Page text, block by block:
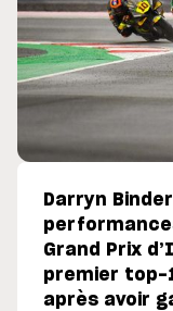
Darryn
Grand Prix
premier top-
après avoir